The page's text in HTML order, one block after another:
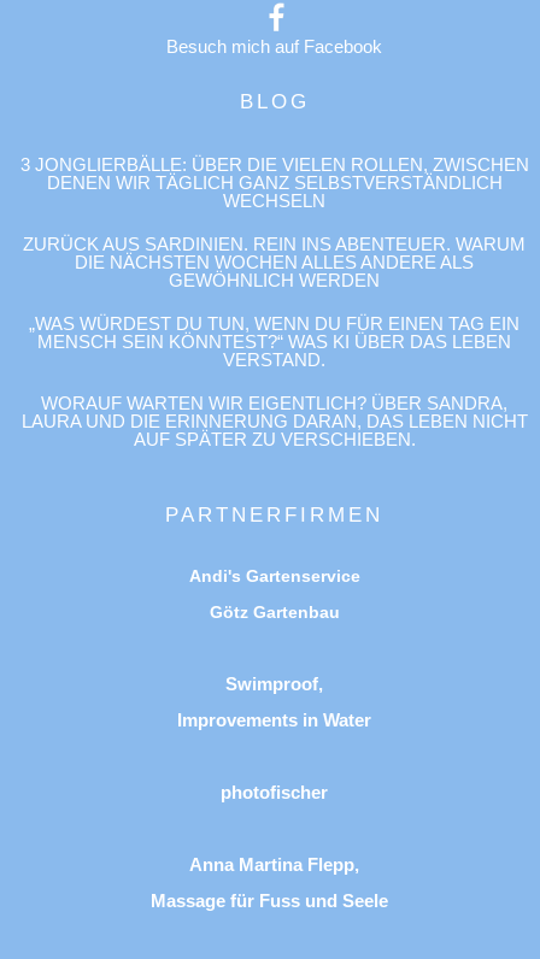
Besuch mich auf Facebook
BLOG
3 JONGLIERBÄLLE: ÜBER DIE VIELEN ROLLEN, ZWISCHEN
DENEN WIR TÄGLICH GANZ SELBSTVERSTÄNDLICH
WECHSELN
ZURÜCK AUS SARDINIEN. REIN INS ABENTEUER. WARUM
DIE NÄCHSTEN WOCHEN ALLES ANDERE ALS
GEWÖHNLICH WERDEN
„WAS WÜRDEST DU TUN, WENN DU FÜR EINEN TAG EIN
MENSCH SEIN KÖNNTEST?“ WAS KI ÜBER DAS LEBEN
VERSTAND.
WORAUF WARTEN WIR EIGENTLICH? ÜBER SANDRA,
LAURA UND DIE ERINNERUNG DARAN, DAS LEBEN NICHT
AUF SPÄTER ZU VERSCHIEBEN.
PARTNERFIRMEN
Andi's Gartenservice
Götz Gartenbau
Swimproof,
Improvements in Water
photofischer
Anna Martina Flepp,
Massage für Fuss und Seele